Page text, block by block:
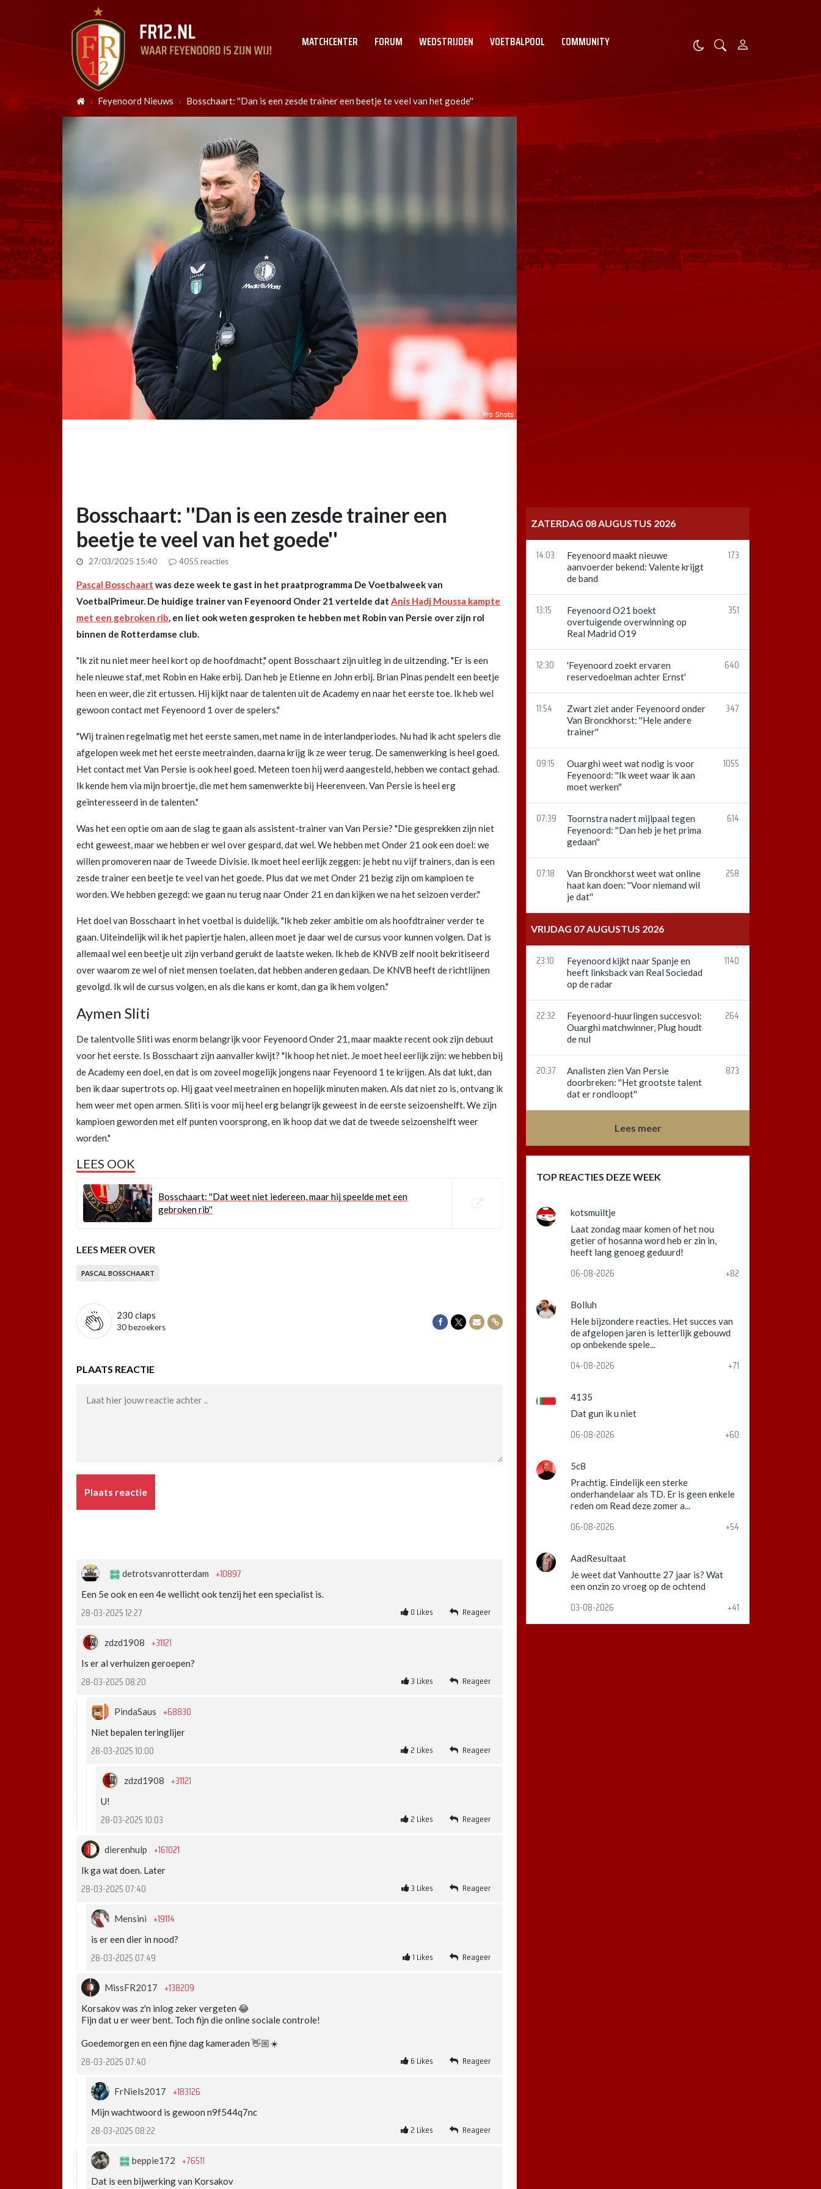
MATCHCENTER FORUM WEDSTRIJDEN VOETBALPOOL COMMUNITY
Feyenoord Nieuws Bosschaart: ''Dan is een zesde trainer een beetje te veel van het goede''
Bosschaart: ''Dan is een zesde trainer een
beetje te veel van het goede''
27/03/2025 15:40 4055 reacties
Pascal Bosschaart was deze week te gast in het praatprogramma De Voetbalweek van
VoetbalPrimeur. De huidige trainer van Feyenoord Onder 21 vertelde dat Anis Hadj Moussa kampte
met een gebroken rib, en liet ook weten gesproken te hebben met Robin van Persie over zijn rol
binnen de Rotterdamse club.
"Ik zit nu niet meer heel kort op de hoofdmacht," opent Bosschaart zijn uitleg in de uitzending. "Er is een
hele nieuwe staf, met Robin en Hake erbij. Dan heb je Etienne en John erbij. Brian Pinas pendelt een beetje
heen en weer, die zit ertussen. Hij kijkt naar de talenten uit de Academy en naar het eerste toe. Ik heb wel
gewoon contact met Feyenoord 1 over de spelers."
"Wij trainen regelmatig met het eerste samen, met name in de interlandperiodes. Nu had ik acht spelers die
afgelopen week met het eerste meetrainden, daarna krijg ik ze weer terug. De samenwerking is heel goed.
Het contact met Van Persie is ook heel goed. Meteen toen hij werd aangesteld, hebben we contact gehad.
Ik kende hem via mijn broertje, die met hem samenwerkte bij Heerenveen. Van Persie is heel erg
geïnteresseerd in de talenten."
Was het een optie om aan de slag te gaan als assistent-trainer van Van Persie? "Die gesprekken zijn niet
echt geweest, maar we hebben er wel over gespard, dat wel. We hebben met Onder 21 ook een doel: we
willen promoveren naar de Tweede Divisie. Ik moet heel eerlijk zeggen: je hebt nu vijf trainers, dan is een
zesde trainer een beetje te veel van het goede. Plus dat we met Onder 21 bezig zijn om kampioen te
worden. We hebben gezegd: we gaan nu terug naar Onder 21 en dan kijken we na het seizoen verder."
Het doel van Bosschaart in het voetbal is duidelijk. "Ik heb zeker ambitie om als hoofdtrainer verder te
gaan. Uiteindelijk wil ik het papiertje halen, alleen moet je daar wel de cursus voor kunnen volgen. Dat is
allemaal wel een beetje uit zijn verband gerukt de laatste weken. Ik heb de KNVB zelf nooit bekritiseerd
over waarom ze wel of niet mensen toelaten, dat hebben anderen gedaan. De KNVB heeft de richtlijnen
gevolgd. Ik wil de cursus volgen, en als die kans er komt, dan ga ik hem volgen."
Aymen Sliti
De talentvolle Sliti was enorm belangrijk voor Feyenoord Onder 21, maar maakte recent ook zijn debuut
voor het eerste. Is Bosschaart zijn aanvaller kwijt? "Ik hoop het niet. Je moet heel eerlijk zijn: we hebben bij
de Academy een doel, en dat is om zoveel mogelijk jongens naar Feyenoord 1 te krijgen. Als dat lukt, dan
ben ik daar supertrots op. Hij gaat veel meetrainen en hopelijk minuten maken. Als dat niet zo is, ontvang ik
hem weer met open armen. Sliti is voor mij heel erg belangrijk geweest in de eerste seizoenshelft. We zijn
kampioen geworden met elf punten voorsprong, en ik hoop dat we dat de tweede seizoenshelft weer
worden."
LEES OOK
Bosschaart: ''Dat weet niet iedereen, maar hij speelde met een
gebroken rib''
LEES MEER OVER
PASCAL BOSSCHAART
230 claps
30 bezoekers
Delen op Facebook
Delen op Twitter
Delen via Mail
Delen via link
PLAATS REACTIE
Plaats reactie
detrotsvanrotterdam +10897
Een 5e ook en een 4e wellicht ook tenzij het een specialist is.
28-03-2025 12:27 0 Likes Reageer
zdzd1908 +31121
Is er al verhuizen geroepen?
28-03-2025 08:20 3 Likes Reageer
PindaSaus +68830
Niet bepalen teringlijer
28-03-2025 10:00 2 Likes Reageer
zdzd1908 +31121
U!
28-03-2025 10:03 2 Likes Reageer
dierenhulp +161021
Ik ga wat doen. Later
28-03-2025 07:40 3 Likes Reageer
Mensini +19114
is er een dier in nood?
28-03-2025 07:49 1 Likes Reageer
MissFR2017 +138209
Korsakov was z'n inlog zeker vergeten 😂
Fijn dat u er weer bent. Toch fijn die online sociale controle!
Goedemorgen en een fijne dag kameraden 👋🏼☀️
28-03-2025 07:40 6 Likes Reageer
FrNiels2017 +183126
Mijn wachtwoord is gewoon n9f544q7nc
28-03-2025 08:22 2 Likes Reageer
beppie172 +76511
Dat is een bijwerking van Korsakov
ZATERDAG 08 AUGUSTUS 2026
14:03
Feyenoord maakt nieuwe
aanvoerder bekend: Valente krijgt
de band
173
13:15
Feyenoord O21 boekt
overtuigende overwinning op
Real Madrid O19
351
12:30
'Feyenoord zoekt ervaren
reservedoelman achter Ernst'
640
11:54
Zwart ziet ander Feyenoord onder
Van Bronckhorst: ''Hele andere
trainer''
347
09:15
Ouarghi weet wat nodig is voor
Feyenoord: ''Ik weet waar ik aan
moet werken''
1055
07:39
Toornstra nadert mijlpaal tegen
Feyenoord: ''Dan heb je het prima
gedaan''
614
07:18
Van Bronckhorst weet wat online
haat kan doen: ''Voor niemand wil
je dat''
258
VRIJDAG 07 AUGUSTUS 2026
23:10
Feyenoord kijkt naar Spanje en
heeft linksback van Real Sociedad
op de radar
1140
22:32
Feyenoord-huurlingen succesvol:
Ouarghi matchwinner, Plug houdt
de nul
264
20:37
Analisten zien Van Persie
doorbreken: ''Het grootste talent
dat er rondloopt''
873
Lees meer
TOP REACTIES DEZE WEEK
kotsmuiltje
Laat zondag maar komen of het nou
getier of hosanna word heb er zin in,
heeft lang genoeg geduurd!
06-08-2026 +82
Bolluh
Hele bijzondere reacties. Het succes van
de afgelopen jaren is letterlijk gebouwd
op onbekende spele...
04-08-2026 +71
4135
Dat gun ik u niet
06-08-2026 +60
5c8
Prachtig. Eindelijk een sterke
onderhandelaar als TD. Er is geen enkele
reden om Read deze zomer a...
06-08-2026 +54
AadResultaat
Je weet dat Vanhoutte 27 jaar is? Wat
een onzin zo vroeg op de ochtend
03-08-2026 +41